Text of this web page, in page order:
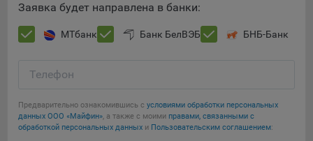
Заявка будет направлена в банки:
МТбанк Банк БелВЭБ БНБ-Банк
Телефон
Предварительно ознакомившись с условиями обработки персональных
данных ООО «Майфин», а также с моими правами, связанными с
обработкой персональных данных и Пользовательским соглашением: